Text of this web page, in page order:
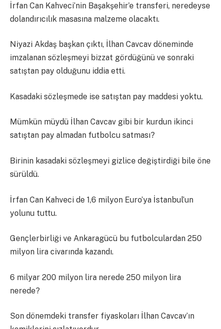
İrfan Can Kahveci’nin Başakşehir’e transferi, neredeyse
dolandırıcılık masasına malzeme olacaktı.
Niyazi Akdaş başkan çıktı, İlhan Cavcav döneminde
imzalanan sözleşmeyi bizzat gördüğünü ve sonraki
satıştan pay olduğunu iddia etti.
Kasadaki sözleşmede ise satıştan pay maddesi yoktu.
Mümkün müydü İlhan Cavcav gibi bir kurdun ikinci
satıştan pay almadan futbolcu satması?
Birinin kasadaki sözleşmeyi gizlice değiştirdiği bile öne
sürüldü.
İrfan Can Kahveci de 1,6 milyon Euro’ya İstanbul’un
yolunu tuttu.
Gençlerbirliği ve Ankaragücü bu futbolculardan 250
milyon lira civarında kazandı.
6 milyar 200 milyon lira nerede 250 milyon lira
nerede?
Son dönemdeki transfer fiyaskoları İlhan Cavcav’ın